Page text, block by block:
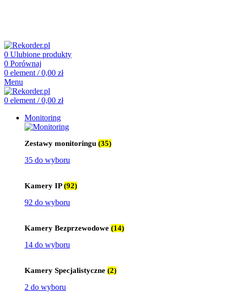
0 Ulubione produkty
0 Porównaj
0 element / 0,00 zł
Menu
0 element / 0,00 zł
Monitoring
Zestawy monitoringu (35)
35 do wyboru
Kamery IP(92)
92 do wyboru
Kamery Bezprzewodowe (14)
14 do wyboru
Kamery Specjalistyczne (2)
2 do wyboru